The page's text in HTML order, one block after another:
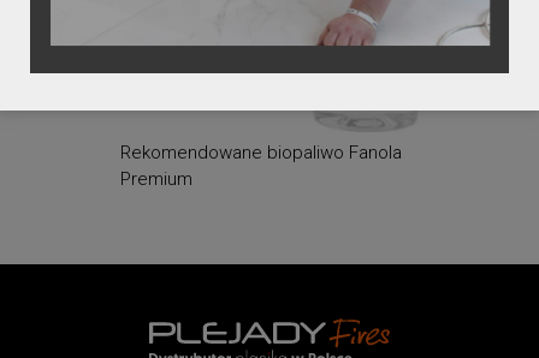
Rekomendowane biopaliwo Fanola
Premium